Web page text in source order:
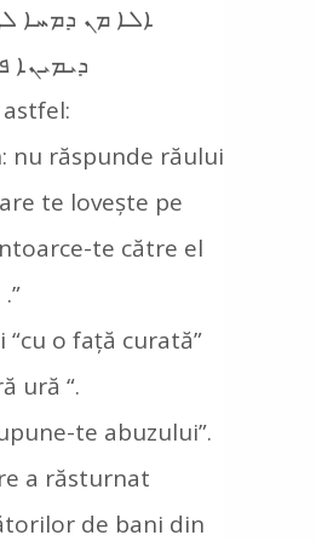
ܐܠܐ ܡܢ ܕܡܚܐ
ܕܝܡܝܢܐ
nu răspunde răului
te lovește pe
te către el
“cu o față curată”
ură “.
te abuzului”.
a răsturnat
de bani din